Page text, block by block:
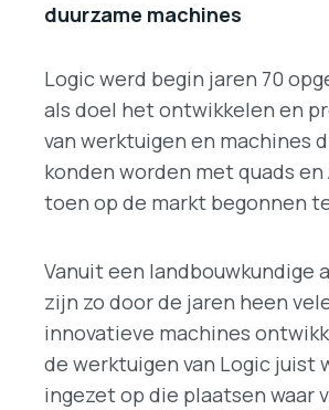
duurzame machines
Logic werd begin jaren 70
als doel het ontwikkelen en
van werktuigen en machines
konden worden met quads en
toen op de markt begonnen
Vanuit een landbouwkundige
zijn zo door de jaren heen
innovatieve machines
de werktuigen van Logic juist
ingezet op die plaatsen waar